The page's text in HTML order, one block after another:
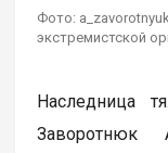
Фото:
экстремистской
Наследница
Заворотнюк